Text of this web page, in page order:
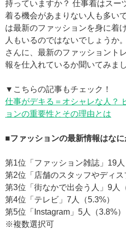
持っていますか？ 仕事着はスー
着る機会があまりない人も多い
は最新のファッションを身に着
人もいるのではないでしょうか
さんに、最新のファッショント
報を仕入れているか聞いてみまし
▼こちらの記事もチェック！
仕事がデキる＝オシャレな人？
ョンの重要性とその理由とは
■ファッションの最新情報はな
第1位「ファッション雑誌」19人
第2位「店舗のスタッフやディス
第3位「街なかで出会う人」9人
第4位「テレビ」7人（5.3%）
第5位「Instagram」5人（3.8%）
※複数選択可